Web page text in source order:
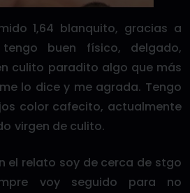
1,64 blanquito, gracias a
buen físico, delgado,
culito paradito algo que más
lo dice y me agrada. Tengo
color cafecito, actualmente
virgen de culito.
el relato soy de cerca de stgo
voy seguido para no